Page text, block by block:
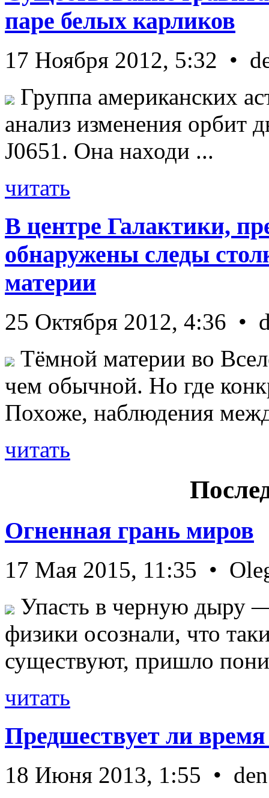
паре белых карликов
17 Ноября 2012, 5:32 •
Группа американских
анализ изменения орбит
J0651. Она находи ...
читать
В центре Галактики,
обнаружены следы
материи
25 Октября 2012, 4:36 •
Тёмной материи во
чем обычной. Но где
Похоже, наблюдения
читать
Огненная грань миров
17 Мая 2015, 11:35 •
Упасть в черную дыру
физики осознали, что
существуют, пришло
читать
Предшествует ли
18 Июня 2013, 1:55 • den